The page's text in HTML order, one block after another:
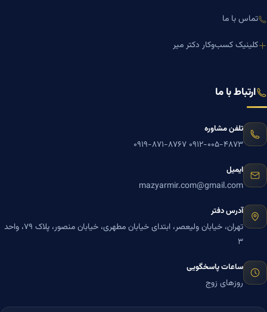
تماس با ما
کلینیک کسب‌وکار دکتر میر
ارتباط با ما
تلفن مشاوره
۰۹۱۲-۰۰۵-۴۸۷۳ ۰۹۱۹-۸۷۱-۸۷۶۷
ایمیل
mazyarmir.com@gmail.com
آدرس دفتر
تهران، خیابان ولیعصر، ابتدای خیابان مطهری، خیابان منصور، پلاک ۷۹، واحد
۳
ساعات پاسخگویی
روزهای زوج